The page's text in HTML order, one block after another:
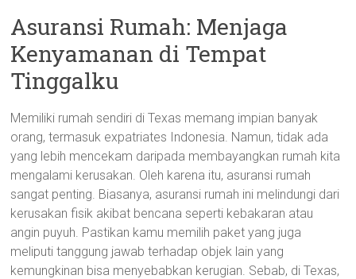
Asuransi Rumah: Menjaga
Kenyamanan di Tempat
Tinggalku
Memiliki rumah sendiri di Texas memang impian banyak
orang, termasuk expatriates Indonesia. Namun, tidak ada
yang lebih mencekam daripada membayangkan rumah kita
mengalami kerusakan. Oleh karena itu, asuransi rumah
sangat penting. Biasanya, asuransi rumah ini melindungi dari
kerusakan fisik akibat bencana seperti kebakaran atau
angin puyuh. Pastikan kamu memilih paket yang juga
meliputi tanggung jawab terhadap objek lain yang
kemungkinan bisa menyebabkan kerugian. Sebab, di Texas,